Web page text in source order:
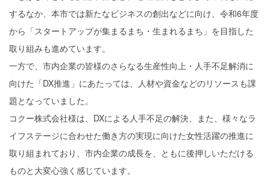
するなか、本市では新たなビジネスの創出などに向け、令和6年度
から「スタートアップが集まるまち・生まれるまち」を目指した
取り組みも進めています。
一方で、市内企業の皆様のさらなる生産性向上・人手不足解消に
向けた「DX推進」にあたっては、人材や資金などのリソースも課
題となっていました。
コクー株式会社様は、DXによる人手不足の解決、また、様々なラ
イフステージに合わせた働き方の実現に向けた女性活躍の推進に
取り組まれており、市内企業の成長を、ともに後押しいただける
ものと大変心強く感じています。